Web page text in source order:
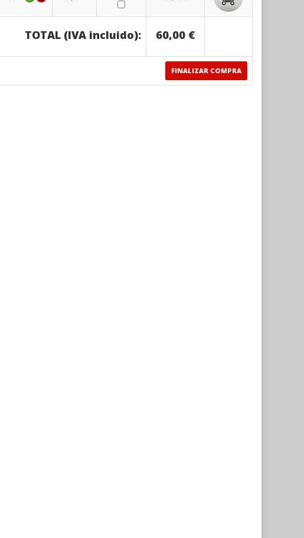
FINALIZAR COMPRA
TOTAL (IVA incluido): 60,00 €